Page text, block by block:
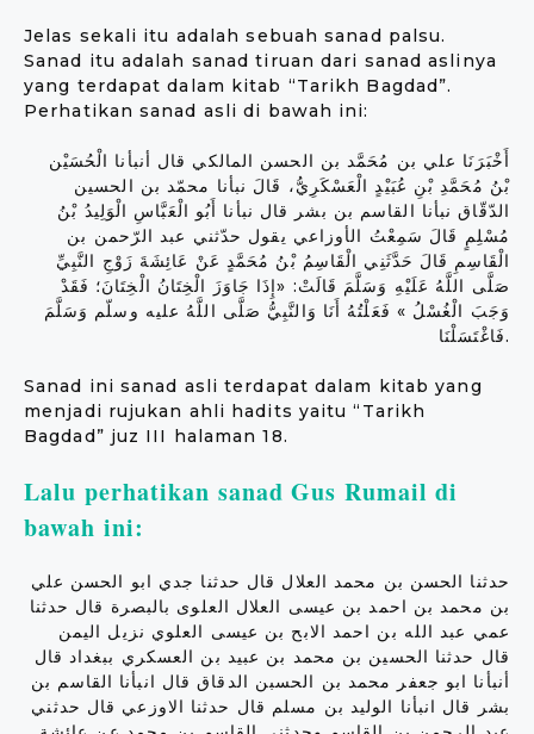
Jelas sekali itu adalah sebuah sanad palsu.
Sanad itu adalah sanad tiruan dari sanad aslinya
yang terdapat dalam kitab “Tarikh Bagdad”.
Perhatikan sanad asli di bawah ini:
أَخْبَرَنَا علي بن مُحَمَّد بن الحسن المالكي قال أنبأنا الْحُسَيْن
بْنُ مُحَمَّدِ بْنِ عُبَيْدٍ الْعَسْكَرِيُّ، قَالَ نبأنا محمّد بن الحسين
الدّقّاق نبأنا القاسم بن بشر قال نبأنا أَبُو الْعَبَّاسِ الْوَلِيدُ بْنُ
مُسْلِمٍ قَالَ سَمِعْتُ الأوزاعي يقول حدّثني عبد الرّحمن بن
الْقَاسِمِ قَالَ حَدَّثَنِي الْقَاسِمُ بْنُ مُحَمَّدٍ عَنْ عَائِشَةَ زَوْجِ النَّبِيِّ
صَلَّى اللَّهُ عَلَيْهِ وَسَلَّمَ قَالَتْ: «إِذَا جَاوَزَ الْخِتَانُ الْخِتَانَ؛ فَقَدْ
وَجَبَ الْغُسْلُ » فَعَلْتُهُ أَنَا وَالنَّبِيُّ صَلَّى اللَّهُ عليه وسلّم وَسَلَّمَ
فَاغْتَسَلْنَا.
Sanad ini sanad asli terdapat dalam kitab yang
menjadi rujukan ahli hadits yaitu “Tarikh
Bagdad” juz III halaman 18.
Lalu perhatikan sanad Gus Rumail di
bawah ini:
حدثنا الحسن بن محمد العلال قال حدثنا جدي ابو الحسن علي
بن محمد بن احمد بن عيسى العلال العلوى بالبصرة قال حدثنا
عمي عبد الله بن احمد الابح بن عيسى العلوي نزيل اليمن
قال حدثنا الحسين بن محمد بن عبيد بن العسكري ببغداد قال
أنبأنا ابو جعفر محمد بن الحسبن الدقاق قال انبأنا القاسم بن
بشر قال انبأنا الوليد بن مسلم قال حدثنا الاوزعي قال حدثني